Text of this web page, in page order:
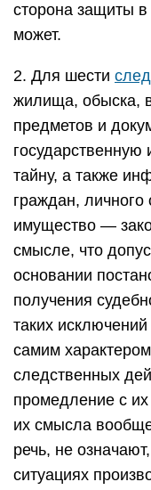
сторона защиты
может.
2. Для шести
жилища, обыска,
предметов и
тайну, а также
граждан,
имущество —
смысле, что
основании
получения
таких
самим
следственных
промедление с
их смысла
речь, не
ситуациях